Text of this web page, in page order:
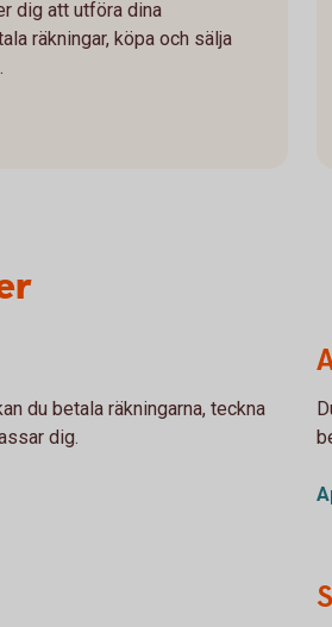
dig att utföra dina
räkningar, köpa och sälja
du betala räkningarna, teckna
dig.